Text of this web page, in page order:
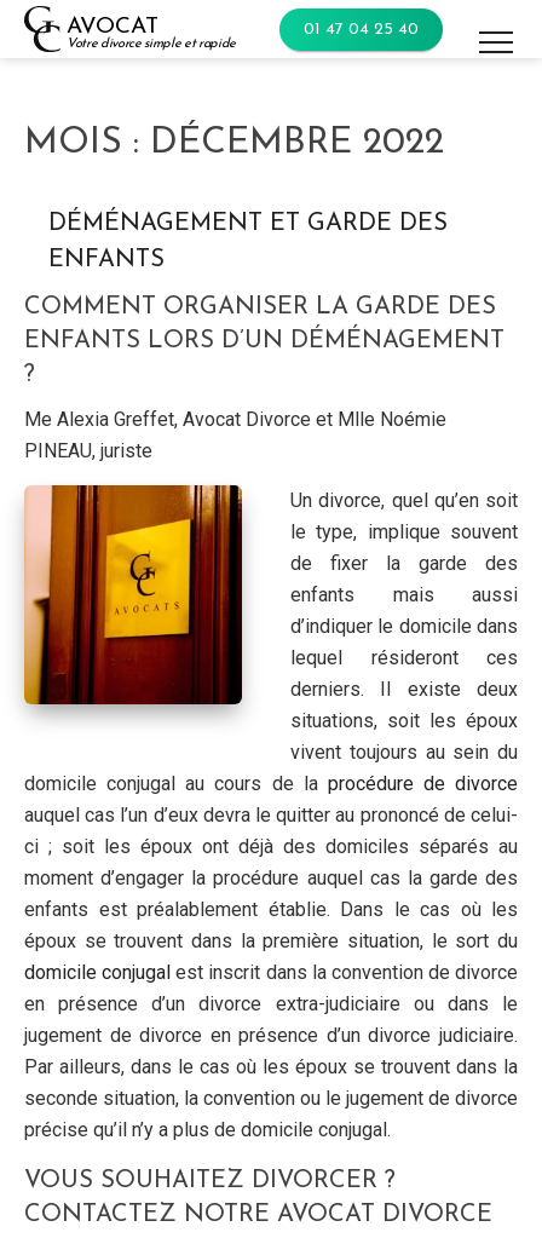
Skip
AVOCAT
Votre divorce simple et rapide
01 47 04 25 40
MOIS : DÉCEMBRE 2022
DÉMÉNAGEMENT ET GARDE DES
ENFANTS
COMMENT ORGANISER LA GARDE DES
ENFANTS LORS D’UN DÉMÉNAGEMENT
?
Me Alexia Greffet, Avocat Divorce et Mlle Noémie
PINEAU, juriste
Un divorce, quel qu’en soit
le type, implique souvent
de fixer la garde des
enfants mais aussi
d’indiquer le domicile dans
lequel résideront ces
derniers. Il existe deux
situations, soit les époux
vivent toujours au sein du
domicile conjugal au cours de la procédure de divorce
auquel cas l’un d’eux devra le quitter au prononcé de celui-
ci ; soit les époux ont déjà des domiciles séparés au
moment d’engager la procédure auquel cas la garde des
enfants est préalablement établie. Dans le cas où les
époux se trouvent dans la première situation, le sort du
domicile conjugal est inscrit dans la convention de divorce
en présence d’un divorce extra-judiciaire ou dans le
jugement de divorce en présence d’un divorce judiciaire.
Par ailleurs, dans le cas où les époux se trouvent dans la
seconde situation, la convention ou le jugement de divorce
précise qu’il n’y a plus de domicile conjugal.
VOUS SOUHAITEZ DIVORCER ?
CONTACTEZ NOTRE AVOCAT DIVORCE